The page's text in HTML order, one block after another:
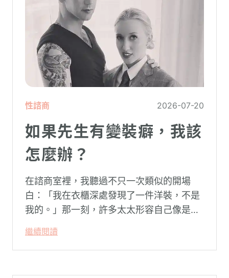
性諮商 2026-07-20
如果先生有變裝癖，我該
怎麼辦？
在諮商室裡，我聽過不只一次類似的開場
白：「我在衣櫃深處發現了一件洋裝，不是
我的。」那一刻，許多太太形容自己像是踩
陌生。
繼續閱讀